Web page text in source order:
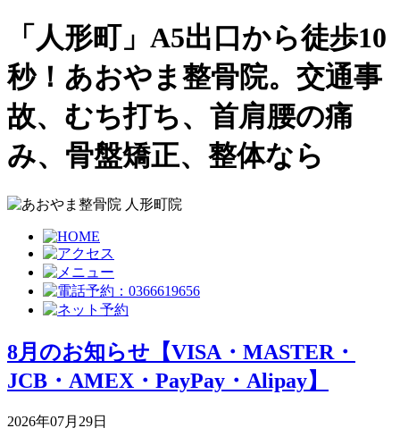
「人形町」A5出口から徒歩10
秒！あおやま整骨院。交通事
故、むち打ち、首肩腰の痛
み、骨盤矯正、整体なら
8月のお知らせ【VISA・MASTER・
JCB・AMEX・PayPay・Alipay】
2026年07月29日